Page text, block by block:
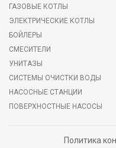
ГАЗОВЫЕ КОТЛЫ
ЭЛЕКТРИЧЕСКИЕ КОТЛЫ
БОЙЛЕРЫ
СМЕСИТЕЛИ
УНИТАЗЫ
СИСТЕМЫ ОЧИСТКИ ВОДЫ
НАСОСНЫЕ СТАНЦИИ
ПОВЕРХНОСТНЫЕ НАСОСЫ
Политика